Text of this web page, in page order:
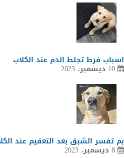
اسباب فرط تجلط الدم عند الكلاب
10 ديسمبر، 2023
بم تفسر الشبق بعد التعقيم عند
8 ديسمبر، 2023